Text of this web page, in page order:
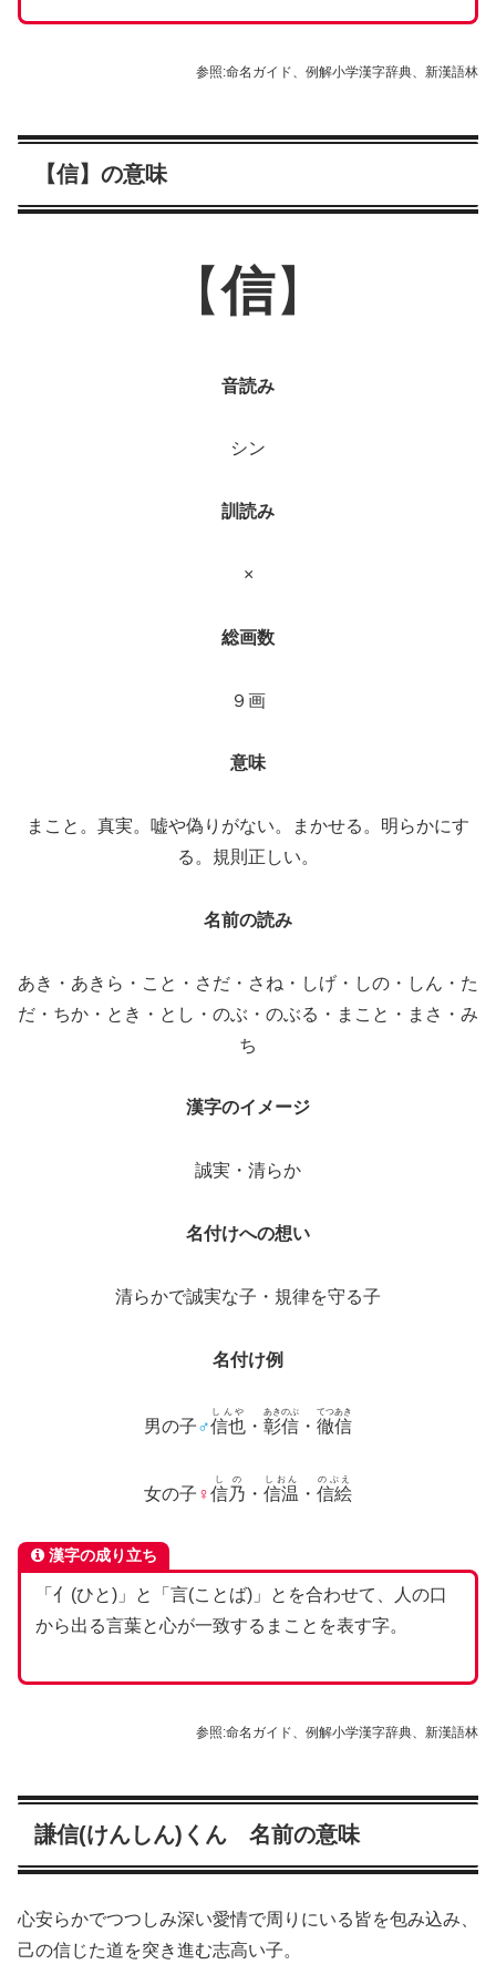
参照:命名ガイド、例解小学漢字辞典、新漢語林
【信】の意味
【信】
音読み
シン
訓読み
×
総画数
９画
意味
まこと。真実。嘘や偽りがない。まかせる。明らかにす
る。規則正しい。
名前の読み
あき・あきら・こと・さだ・さね・しげ・しの・しん・た
だ・ちか・とき・とし・のぶ・のぶる・まこと・まさ・み
ち
漢字のイメージ
誠実・清らか
名付けへの想い
清らかで誠実な子・規律を守る子
名付け例
男の子♂信也
しんや
・ 彰信
あきのぶ
・ 徹信
てつあき
女の子 ♀信乃
しの
・ 信温
しおん
・ 信絵
のぶえ
漢字の成り立ち
「亻(ひと)」と「言(ことば)」とを合わせて、人の口
から出る言葉と心が一致するまことを表す字。
参照:命名ガイド、例解小学漢字辞典、新漢語林
謙信(けんしん)くん 名前の意味
心安らかでつつしみ深い愛情で周りにいる皆を包み込み、
己の信じた道を突き進む志高い子。